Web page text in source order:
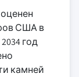
США в
год
камней